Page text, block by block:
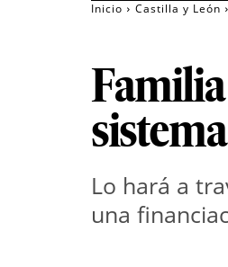
Inicio Castilla y León
Lo hará a
una